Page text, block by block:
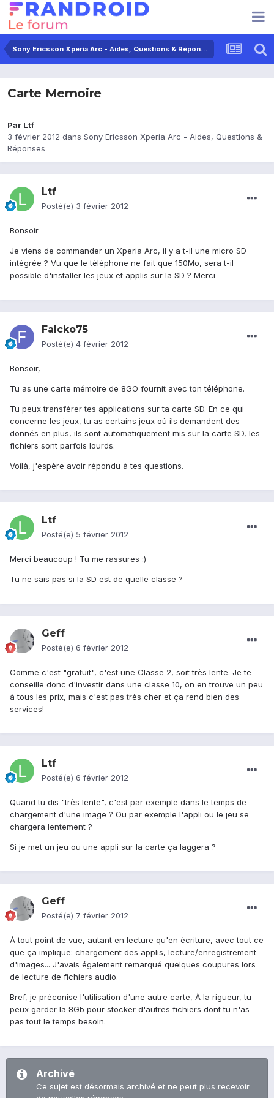
Sony Ericsson Xperia Arc - Aides, Questions & Réponses
Carte Memoire
Par Ltf
3 février 2012 dans Sony Ericsson Xperia Arc - Aides, Questions &
Réponses
Ltf
Posté(e) 3 février 2012
Bonsoir
Je viens de commander un Xperia Arc, il y a t-il une micro SD
intégrée ? Vu que le téléphone ne fait que 150Mo, sera t-il
possible d'installer les jeux et applis sur la SD ? Merci
Falcko75
Posté(e) 4 février 2012
Bonsoir,
Tu as une carte mémoire de 8GO fournit avec ton téléphone.
Tu peux transférer tes applications sur ta carte SD. En ce qui
concerne les jeux, tu as certains jeux où ils demandent des
donnés en plus, ils sont automatiquement mis sur la carte SD, les
fichiers sont parfois lourds.
Voilà, j'espère avoir répondu à tes questions.
Ltf
Posté(e) 5 février 2012
Merci beaucoup ! Tu me rassures :)
Tu ne sais pas si la SD est de quelle classe ?
Geff
Posté(e) 6 février 2012
Comme c'est "gratuit", c'est une Classe 2, soit très lente. Je te
conseille donc d'investir dans une classe 10, on en trouve un peu
à tous les prix, mais c'est pas très cher et ça rend bien des
services!
Ltf
Posté(e) 6 février 2012
Quand tu dis "très lente", c'est par exemple dans le temps de
chargement d'une image ? Ou par exemple l'appli ou le jeu se
chargera lentement ?
Si je met un jeu ou une appli sur la carte ça laggera ?
Geff
Posté(e) 7 février 2012
À tout point de vue, autant en lecture qu'en écriture, avec tout ce
que ça implique: chargement des applis, lecture/enregistrement
d'images... J'avais également remarqué quelques coupures lors
de lecture de fichiers audio.
Bref, je préconise l'utilisation d'une autre carte, À la rigueur, tu
peux garder la 8Gb pour stocker d'autres fichiers dont tu n'as
pas tout le temps besoin.
Archivé
Ce sujet est désormais archivé et ne peut plus recevoir